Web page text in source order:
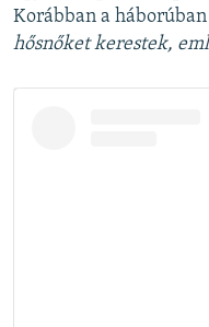
Korábban a
hősnőket kerestek,